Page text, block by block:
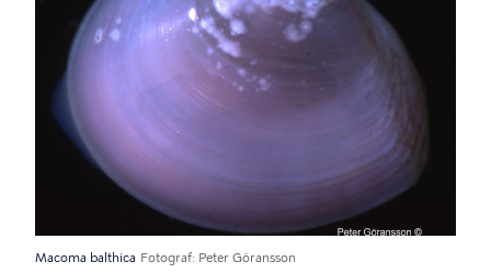
Macoma balthica Fotograf Peter Göransson